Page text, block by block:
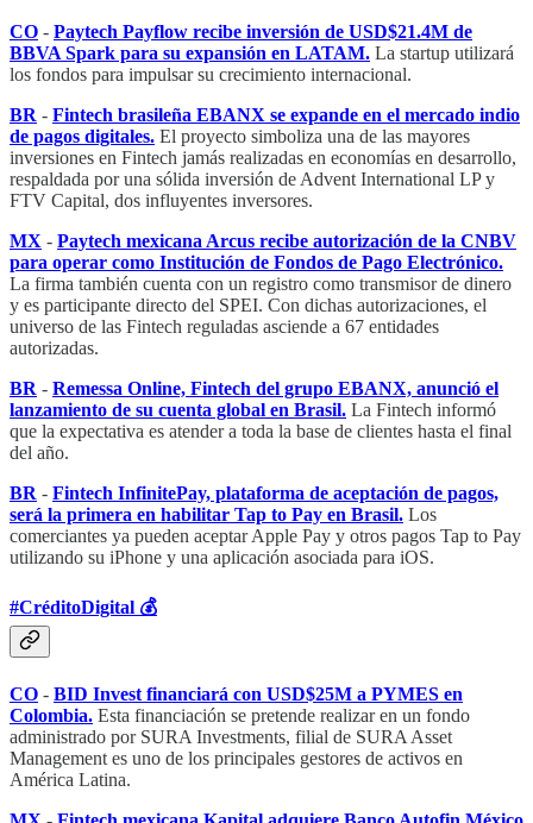
CO - Paytech Payflow recibe inversión de USD$21.4M de
BBVA Spark para su expansión en LATAM. La startup utilizará
los fondos para impulsar su crecimiento internacional.
BR - Fintech brasileña EBANX se expande en el mercado indio
de pagos digitales. El proyecto simboliza una de las mayores
inversiones en Fintech jamás realizadas en economías en desarrollo,
respaldada por una sólida inversión de Advent International LP y
FTV Capital, dos influyentes inversores.
MX - Paytech mexicana Arcus recibe autorización de la CNBV
para operar como Institución de Fondos de Pago Electrónico.
La firma también cuenta con un registro como transmisor de dinero
y es participante directo del SPEI. Con dichas autorizaciones, el
universo de las Fintech reguladas asciende a 67 entidades
autorizadas.
BR - Remessa Online, Fintech del grupo EBANX, anunció el
lanzamiento de su cuenta global en Brasil. La Fintech informó
que la expectativa es atender a toda la base de clientes hasta el final
del año.
BR - Fintech InfinitePay, plataforma de aceptación de pagos,
será la primera en habilitar Tap to Pay en Brasil. Los
comerciantes ya pueden aceptar Apple Pay y otros pagos Tap to Pay
utilizando su iPhone y una aplicación asociada para iOS.
#CréditoDigital 💰
CO - BID Invest financiará con USD$25M a PYMES en
Colombia. Esta financiación se pretende realizar en un fondo
administrado por SURA Investments, filial de SURA Asset
Management es uno de los principales gestores de activos en
América Latina.